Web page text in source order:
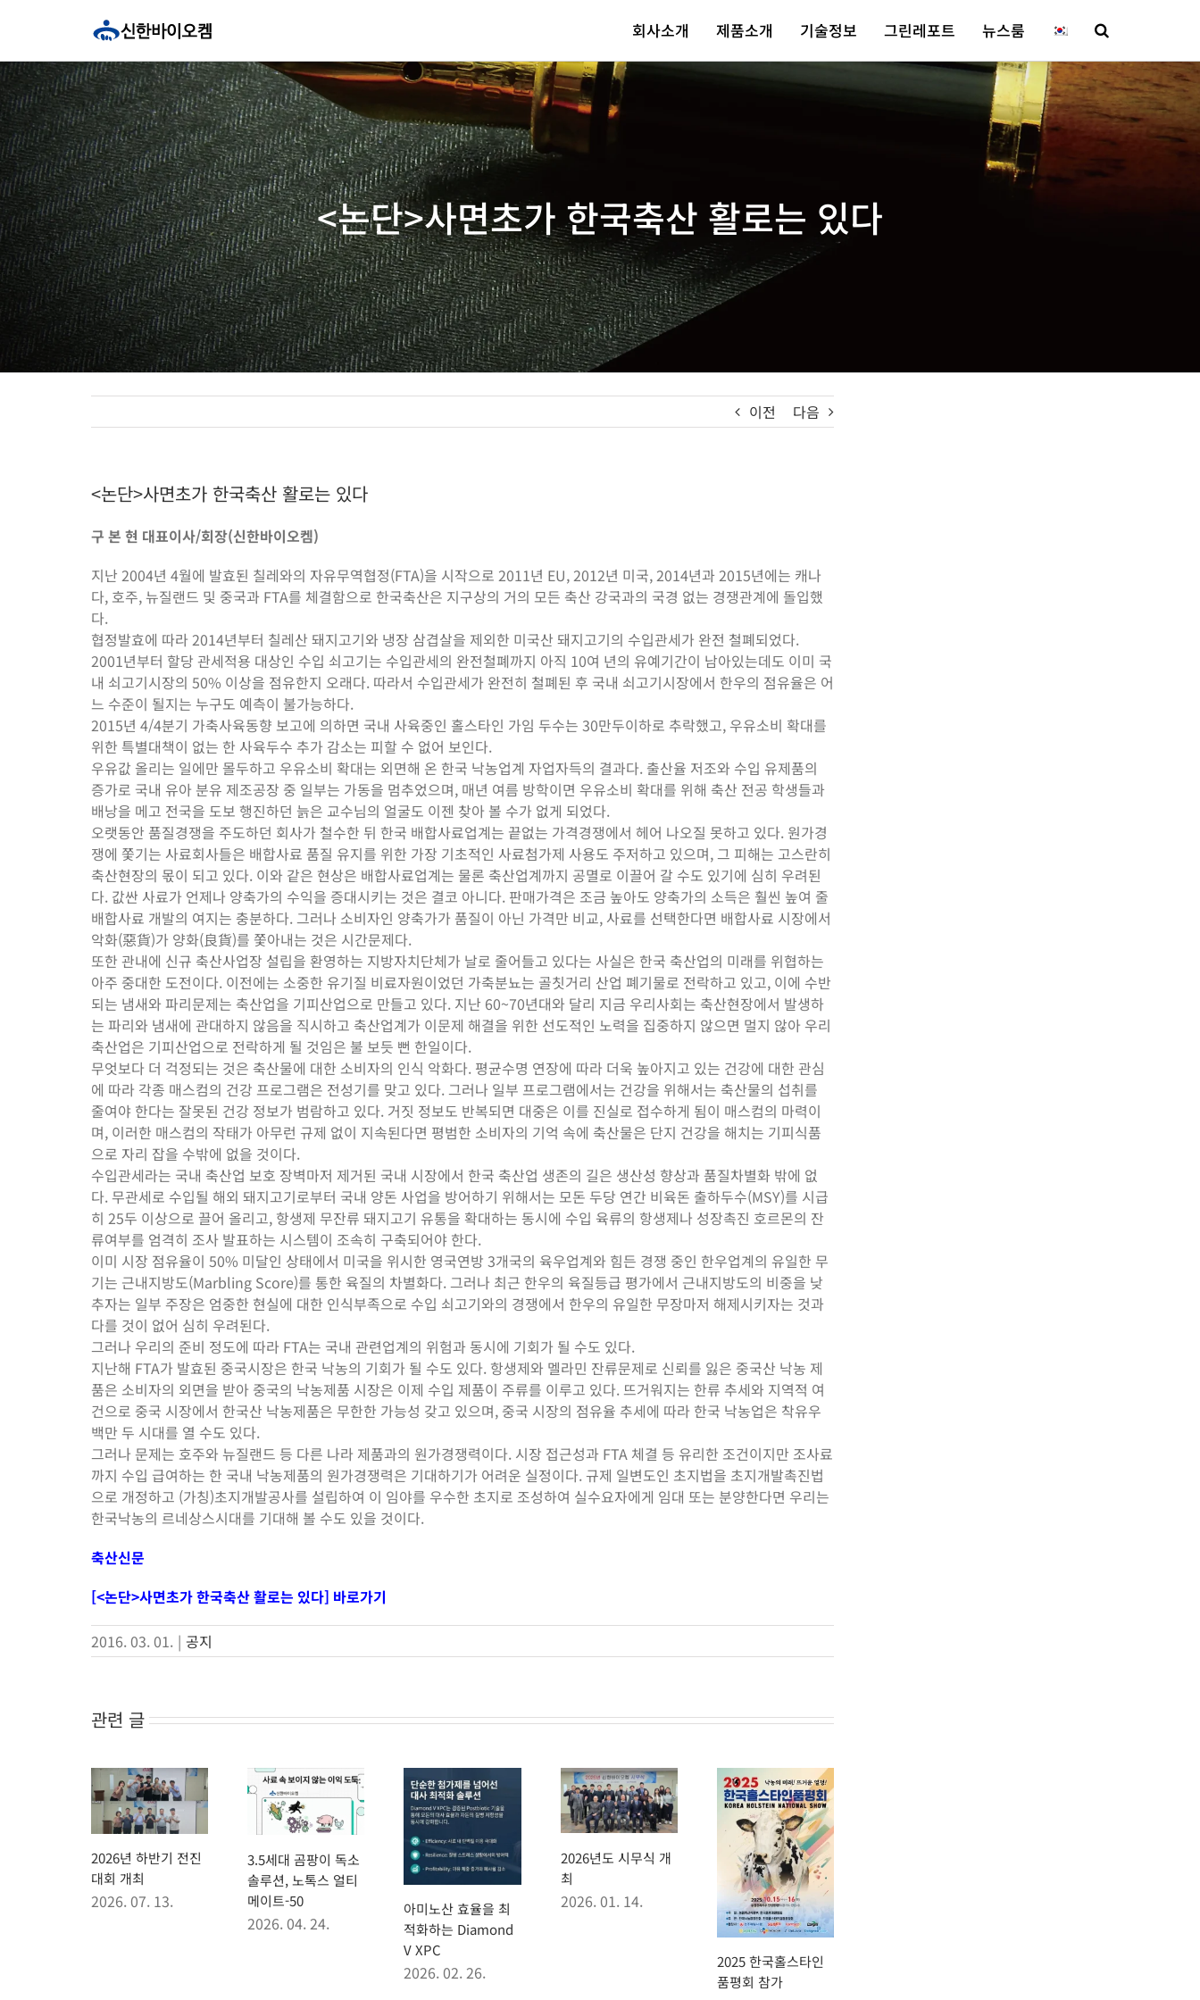
로
건
너
뛰
기
회사소개 제품소개 기술정보 그린레포트 뉴스룸
<논단>사면초가 한국축산 활로는 있다
이전 다음
<논단>사면초가 한국축산 활로는 있다
구 본 현 대표이사/회장(신한바이오켐)
지난 2004년 4월에 발효된 칠레와의 자유무역협정(FTA)을 시작으로 2011년 EU, 2012년 미국, 2014년과 2015년에는 캐나
다, 호주, 뉴질랜드 및 중국과 FTA를 체결함으로 한국축산은 지구상의 거의 모든 축산 강국과의 국경 없는 경쟁관계에 돌입했
다.
협정발효에 따라 2014년부터 칠레산 돼지고기와 냉장 삼겹살을 제외한 미국산 돼지고기의 수입관세가 완전 철폐되었다.
2001년부터 할당 관세적용 대상인 수입 쇠고기는 수입관세의 완전철폐까지 아직 10여 년의 유예기간이 남아있는데도 이미 국
내 쇠고기시장의 50% 이상을 점유한지 오래다. 따라서 수입관세가 완전히 철폐된 후 국내 쇠고기시장에서 한우의 점유율은 어
느 수준이 될지는 누구도 예측이 불가능하다.
2015년 4/4분기 가축사육동향 보고에 의하면 국내 사육중인 홀스타인 가임 두수는 30만두이하로 추락했고, 우유소비 확대를
위한 특별대책이 없는 한 사육두수 추가 감소는 피할 수 없어 보인다.
우유값 올리는 일에만 몰두하고 우유소비 확대는 외면해 온 한국 낙농업계 자업자득의 결과다. 출산율 저조와 수입 유제품의
증가로 국내 유아 분유 제조공장 중 일부는 가동을 멈추었으며, 매년 여름 방학이면 우유소비 확대를 위해 축산 전공 학생들과
배낭을 메고 전국을 도보 행진하던 늙은 교수님의 얼굴도 이젠 찾아 볼 수가 없게 되었다.
오랫동안 품질경쟁을 주도하던 회사가 철수한 뒤 한국 배합사료업계는 끝없는 가격경쟁에서 헤어 나오질 못하고 있다. 원가경
쟁에 쫓기는 사료회사들은 배합사료 품질 유지를 위한 가장 기초적인 사료첨가제 사용도 주저하고 있으며, 그 피해는 고스란히
축산현장의 몫이 되고 있다. 이와 같은 현상은 배합사료업계는 물론 축산업계까지 공멸로 이끌어 갈 수도 있기에 심히 우려된
다. 값싼 사료가 언제나 양축가의 수익을 증대시키는 것은 결코 아니다. 판매가격은 조금 높아도 양축가의 소득은 훨씬 높여 줄
배합사료 개발의 여지는 충분하다. 그러나 소비자인 양축가가 품질이 아닌 가격만 비교, 사료를 선택한다면 배합사료 시장에서
악화(惡貨)가 양화(良貨)를 쫓아내는 것은 시간문제다.
또한 관내에 신규 축산사업장 설립을 환영하는 지방자치단체가 날로 줄어들고 있다는 사실은 한국 축산업의 미래를 위협하는
아주 중대한 도전이다. 이전에는 소중한 유기질 비료자원이었던 가축분뇨는 골칫거리 산업 폐기물로 전락하고 있고, 이에 수반
되는 냄새와 파리문제는 축산업을 기피산업으로 만들고 있다. 지난 60~70년대와 달리 지금 우리사회는 축산현장에서 발생하
는 파리와 냄새에 관대하지 않음을 직시하고 축산업계가 이문제 해결을 위한 선도적인 노력을 집중하지 않으면 멀지 않아 우리
축산업은 기피산업으로 전락하게 될 것임은 불 보듯 뻔 한일이다.
무엇보다 더 걱정되는 것은 축산물에 대한 소비자의 인식 악화다. 평균수명 연장에 따라 더욱 높아지고 있는 건강에 대한 관심
에 따라 각종 매스컴의 건강 프로그램은 전성기를 맞고 있다. 그러나 일부 프로그램에서는 건강을 위해서는 축산물의 섭취를
줄여야 한다는 잘못된 건강 정보가 범람하고 있다. 거짓 정보도 반복되면 대중은 이를 진실로 접수하게 됨이 매스컴의 마력이
며, 이러한 매스컴의 작태가 아무런 규제 없이 지속된다면 평범한 소비자의 기억 속에 축산물은 단지 건강을 해치는 기피식품
으로 자리 잡을 수밖에 없을 것이다.
수입관세라는 국내 축산업 보호 장벽마저 제거된 국내 시장에서 한국 축산업 생존의 길은 생산성 향상과 품질차별화 밖에 없
다. 무관세로 수입될 해외 돼지고기로부터 국내 양돈 사업을 방어하기 위해서는 모돈 두당 연간 비육돈 출하두수(MSY)를 시급
히 25두 이상으로 끌어 올리고, 항생제 무잔류 돼지고기 유통을 확대하는 동시에 수입 육류의 항생제나 성장촉진 호르몬의 잔
류여부를 엄격히 조사 발표하는 시스템이 조속히 구축되어야 한다.
이미 시장 점유율이 50% 미달인 상태에서 미국을 위시한 영국연방 3개국의 육우업계와 힘든 경쟁 중인 한우업계의 유일한 무
기는 근내지방도(Marbling Score)를 통한 육질의 차별화다. 그러나 최근 한우의 육질등급 평가에서 근내지방도의 비중을 낮
추자는 일부 주장은 엄중한 현실에 대한 인식부족으로 수입 쇠고기와의 경쟁에서 한우의 유일한 무장마저 해제시키자는 것과
다를 것이 없어 심히 우려된다.
그러나 우리의 준비 정도에 따라 FTA는 국내 관련업계의 위험과 동시에 기회가 될 수도 있다.
지난해 FTA가 발효된 중국시장은 한국 낙농의 기회가 될 수도 있다. 항생제와 멜라민 잔류문제로 신뢰를 잃은 중국산 낙농 제
품은 소비자의 외면을 받아 중국의 낙농제품 시장은 이제 수입 제품이 주류를 이루고 있다. 뜨거워지는 한류 추세와 지역적 여
건으로 중국 시장에서 한국산 낙농제품은 무한한 가능성 갖고 있으며, 중국 시장의 점유율 추세에 따라 한국 낙농업은 착유우
백만 두 시대를 열 수도 있다.
그러나 문제는 호주와 뉴질랜드 등 다른 나라 제품과의 원가경쟁력이다. 시장 접근성과 FTA 체결 등 유리한 조건이지만 조사료
까지 수입 급여하는 한 국내 낙농제품의 원가경쟁력은 기대하기가 어려운 실정이다. 규제 일변도인 초지법을 초지개발촉진법
으로 개정하고 (가칭)초지개발공사를 설립하여 이 임야를 우수한 초지로 조성하여 실수요자에게 임대 또는 분양한다면 우리는
한국낙농의 르네상스시대를 기대해 볼 수도 있을 것이다.
축산신문
[<논단>사면초가 한국축산 활로는 있다] 바로가기
2016. 03. 01. | 공지
관련 글
2026년 하반기 전진
대회 개최
2026. 07. 13.
3.5세대 곰팡이 독소
솔루션, 노톡스 얼티
메이트-50
2026. 04. 24.
아미노산 효율을 최
적화하는 Diamond
V XPC
2026. 02. 26.
2026년도 시무식 개
최
2026. 01. 14.
2025 한국홀스타인
품평회 참가